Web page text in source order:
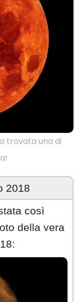
trovata una di
2018
così
della vera